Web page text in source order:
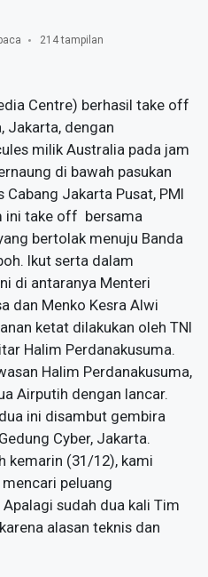
214 tampilan
Centre) berhasil take off
Jakarta, dengan
milik Australia pada jam
di bawah pasukan
Cabang Jakarta Pusat, PMI
ini take off bersama
bertolak menuju Banda
Ikut serta dalam
di antaranya Menteri
dan Menko Kesra Alwi
ketat dilakukan oleh TNI
Halim Perdanakusuma.
Halim Perdanakusuma,
Airputih dengan lancar.
ini disambut gembira
Cyber, Jakarta.
kemarin (31/12), kami
peluang
sudah dua kali Tim
alasan teknis dan